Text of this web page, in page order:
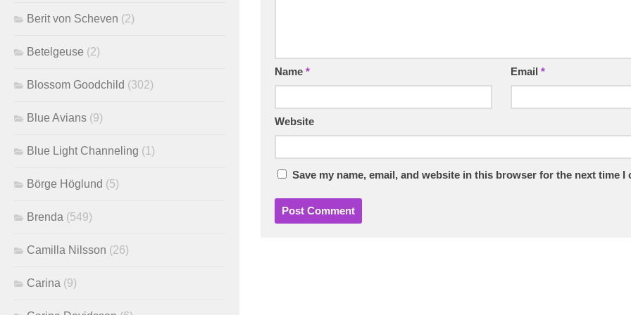
Name * Email *
Website
Save my name, email, and website in this browser for the next time I
Berit von Scheven (2)
Betelgeuse (2)
Blossom Goodchild (302)
Blue Avians (9)
Blue Light Channeling (1)
Börge Höglund (5)
Brenda (549)
Camilla Nilsson (26)
Carina (9)